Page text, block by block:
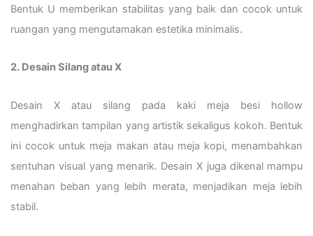
Bentuk U memberikan stabilitas yang baik dan cocok untuk
ruangan yang mengutamakan estetika minimalis.
2. Desain Silang atau X
Desain X atau silang pada kaki meja besi hollow
menghadirkan tampilan yang artistik sekaligus kokoh. Bentuk
ini cocok untuk meja makan atau meja kopi, menambahkan
sentuhan visual yang menarik. Desain X juga dikenal mampu
menahan beban yang lebih merata, menjadikan meja lebih
stabil.